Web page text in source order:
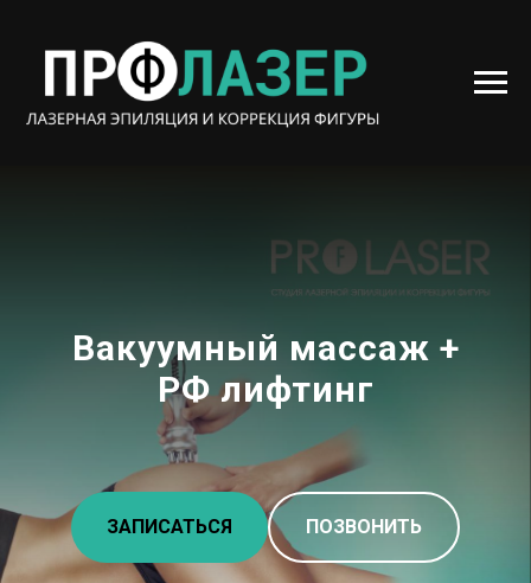
Вакуумный массаж +
РФ лифтинг
ЗАПИСАТЬСЯ ПОЗВОНИТЬ